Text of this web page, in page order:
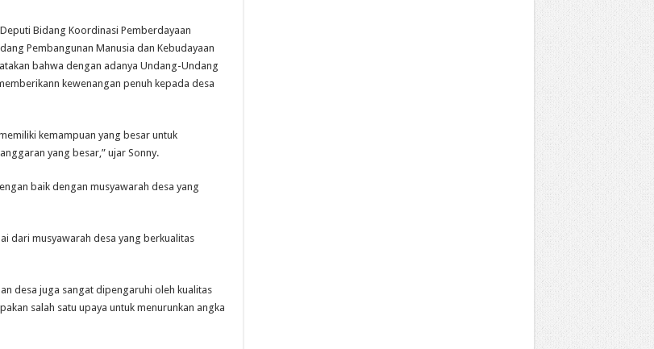
Bidang Koordinasi Pemberdayaan
Pembangunan Manusia dan Kebudayaan
bahwa dengan adanya Undang-Undang
kewenangan penuh kepada desa
kemampuan yang besar untuk
yang besar,” ujar Sonny.
baik dengan musyawarah desa yang
dari musyawarah desa yang berkualitas
desa juga sangat dipengaruhi oleh kualitas
salah satu upaya untuk menurunkan angka